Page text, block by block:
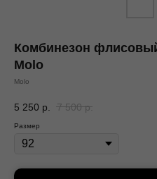
Комбинезон
Molo
Molo
5 250 р. 7 500 р.
Размер